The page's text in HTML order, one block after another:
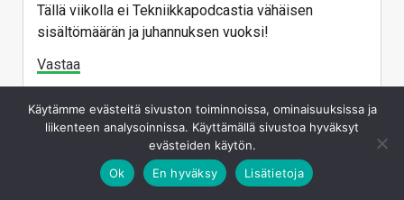
Tällä viikolla ei Tekniikkapodcastia vähäisen
sisältömäärän ja juhannuksen vuoksi!
Vastaa
Juha Kokkonen
Moderaattori
Käytämme evästeitä sivuston toiminnoissa, ominaisuuksissa ja
liikenteen analysoinnissa. Käyttämällä sivustoa hyväksyt
evästeiden käytön.
Ok
En hyväksy Lisätietoja